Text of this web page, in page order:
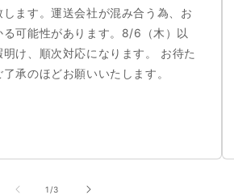
ます。運送会社が混み合う為、お
る可能性があります。8/6（木）以
け、順次対応になります。 お待た
承のほどお願いいたします。
1 /
の3